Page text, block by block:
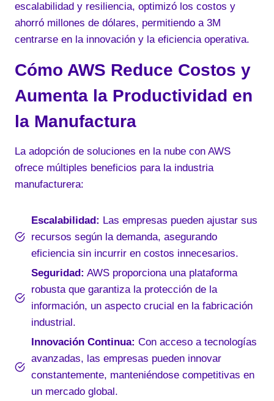
escalabilidad y resiliencia, optimizó los costos y
ahorró millones de dólares, permitiendo a 3M
centrarse en la innovación y la eficiencia operativa.
Cómo AWS Reduce Costos y
Aumenta la Productividad en
la Manufactura
La adopción de soluciones en la nube con AWS
ofrece múltiples beneficios para la industria
manufacturera:
Escalabilidad: Las empresas pueden ajustar sus
recursos según la demanda, asegurando
eficiencia sin incurrir en costos innecesarios.
Seguridad: AWS proporciona una plataforma
robusta que garantiza la protección de la
información, un aspecto crucial en la fabricación
industrial.
Innovación Continua: Con acceso a tecnologías
avanzadas, las empresas pueden innovar
constantemente, manteniéndose competitivas en
un mercado global.